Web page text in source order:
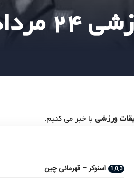
بتکارت
ورزشی با خبر می کنیم.
اسنوکر – قهرمانی چین